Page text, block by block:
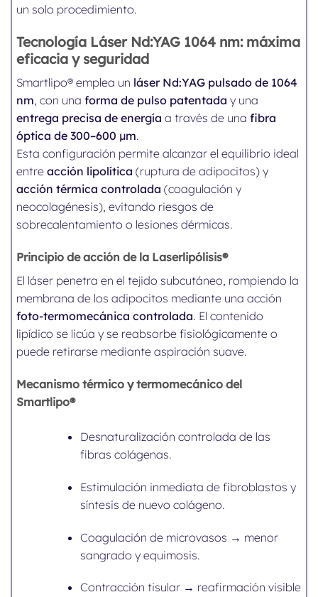
un solo procedimiento.
Tecnología Láser Nd:YAG 1064 nm: máxima
eficacia y seguridad
Smartlipo® emplea un láser Nd:YAG pulsado de 1064
nm, con unaforma de pulso patentada y una
entrega precisa de energía a través de unafibra
óptica de 300–600 µm.
Esta configuración permite alcanzar el equilibrio ideal
entreacción lipolítica (ruptura de adipocitos) y
acción térmica controlada (coagulación y
neocolagénesis), evitando riesgos de
sobrecalentamiento o lesiones dérmicas.
Principio de acción de la Laserlipólisis®
El láser penetra en el tejido subcutáneo, rompiendo la
membrana de los adipocitos mediante una acción
foto-termomecánica controlada. El contenido
lipídico se licúa y se reabsorbe fisiológicamente o
puede retirarse mediante aspiración suave.
Mecanismo térmico y termomecánico del
Smartlipo®
Desnaturalización controlada de las
fibras colágenas.
Estimulación inmediata de fibroblastos y
síntesis de nuevo colágeno.
Coagulación de microvasos → menor
sangrado y equimosis.
Contracción tisular → reafirmación visible